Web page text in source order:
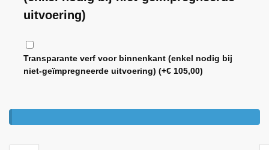
uitvoering)
Transparante verf voor binnenkant (enkel nodig bij
niet-geïmpregneerde uitvoering)(+€ 105,00)